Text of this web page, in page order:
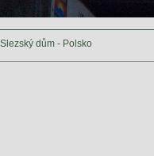
Slezský dům - Polsko